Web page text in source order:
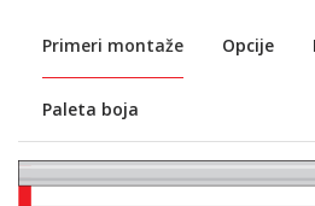
Primeri montaže Opcije
Paleta boja